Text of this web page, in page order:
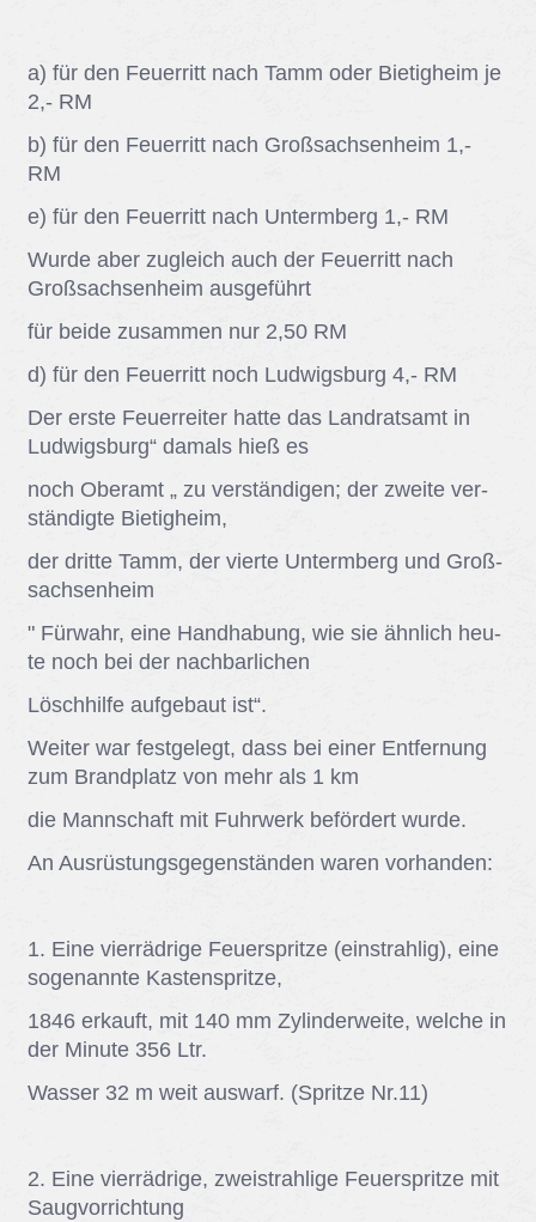
a) für den Feu­er­ritt nach Tamm oder Bie­tig­heim je
2,- RM
b) für den Feu­er­ritt nach Groß­sach­sen­heim 1,-
RM
e) für den Feu­er­ritt nach Un­term­berg 1,- RM
Wur­de aber zu­gleich auch der Feu­er­ritt nach
Groß­sach­sen­heim aus­ge­führt
für bei­de zu­sam­men nur 2,50 RM
d) für den Feu­er­ritt noch Lud­wigs­burg 4,- RM
Der ers­te Feu­er­rei­ter hat­te das Land­rats­amt in
Lud­wigs­burg“ da­mals hieß es
noch Ober­amt „ zu ver­stän­di­gen; der zwei­te ver­
stän­dig­te Bie­tig­heim,
der drit­te Tamm, der vier­te Un­term­berg und Groß­
sach­sen­heim
" Für­wahr, eine Hand­ha­bung, wie sie ähn­lich heu­
te noch bei der nach­bar­li­chen
Lösch­hil­fe auf­ge­baut ist“.
Wei­ter war fest­ge­legt, dass bei ei­ner Ent­fer­nung
zum Brand­platz von mehr als 1 km
die Mann­schaft mit Fuhr­werk be­för­dert wur­de.
An Aus­rüs­tungs­ge­gen­stän­den wa­ren vor­han­den:
1. Eine vier­räd­ri­ge Feu­er­sprit­ze (ein­strah­lig), eine
so­ge­nann­te Kas­ten­sprit­ze,
1846 er­kauft, mit 140 mm Zy­lin­der­wei­te, wel­che in
der Mi­nu­te 356 Ltr.
Was­ser 32 m weit aus­warf. (Sprit­ze Nr.11)
2. Eine vier­räd­ri­ge, zwei­strah­li­ge Feu­er­sprit­ze mit
Saug­vor­rich­tung